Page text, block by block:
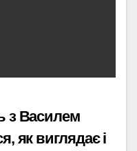
з Василем
як виглядає і